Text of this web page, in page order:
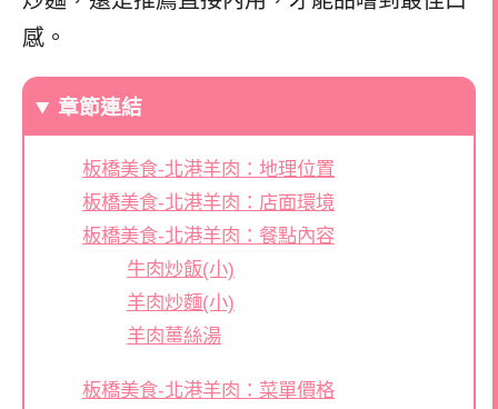
感。
章節連結
板橋美食-北港羊肉：地理位置
板橋美食-北港羊肉：店面環境
板橋美食-北港羊肉：餐點內容
牛肉炒飯(小)
羊肉炒麵(小)
羊肉薑絲湯
板橋美食-北港羊肉：菜單價格